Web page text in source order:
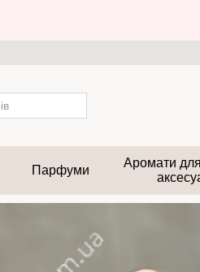
Парфуми
Аромати для